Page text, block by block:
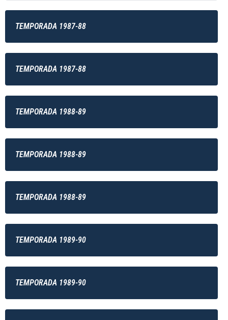
TEMPORADA 1987-88
TEMPORADA 1987-88
TEMPORADA 1988-89
TEMPORADA 1988-89
TEMPORADA 1988-89
TEMPORADA 1989-90
TEMPORADA 1989-90